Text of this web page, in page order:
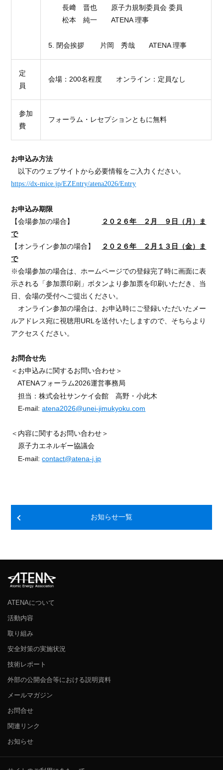
長﨑 晋也 原子力規制委員会 委員
松本 純一ATENA理事
5. 閉会挨拶 片岡 秀哉ATENA理事
定
員
会場： 200名程度 オンライン：定員なし
参加
費
フォーラム・レセプションともに無料
お申込み方法
以下のウェブサイトから必要情報をご入力ください。
https://dx-mice.jp/EZEntry/atena2026/Entry
お申込み期限
【会場参加の場合】
２０２６年 ２月 ９日（月）ま
で
【オンライン参加の場合】
２０２６年 ２月１３日（金）ま
で
※会場参加の場合は、ホームページでの登録完了時に画面に表
示される「参加票印刷」ボタンより参加票を印刷いただき、当
日、会場の受付へご提出ください。
オンライン参加の場合は、お申込時にご登録いただいたメー
ルアドレス宛に視聴用URL を送付いたしますので、そちらより
アクセスください。
お問合せ先
＜お申込みに関するお問い合わせ＞
ATENAフォーラム2026運営事務局
担当：株式会社サンケイ会館 高野・小此木
E-mail:atena2026@unei-jimukyoku.com
＜内容に関するお問い合わせ＞
原子力エネルギー協議会
E-mail:contact@atena-j.jp
お知らせ一覧
ATENAについて
活動内容
取り組み
安全対策の実施状況
技術レポート
外部の公開会合等における説明資料
メールマガジン
お問合せ
関連リンク
お知らせ